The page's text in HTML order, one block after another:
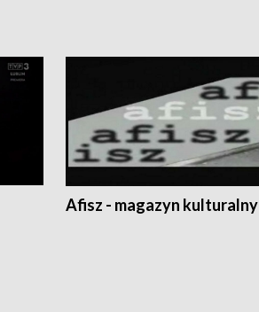
Afisz - magazyn kulturalny